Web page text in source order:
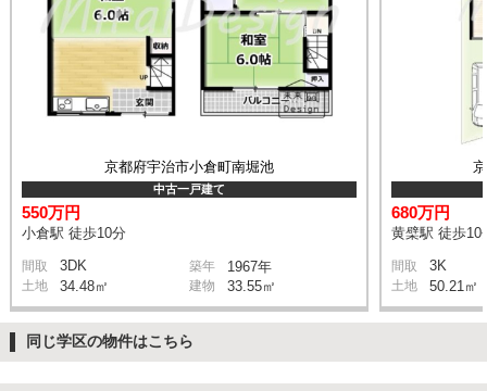
京都府宇治市小倉町南堀池
中古一戸建て
550万円
小倉駅 徒歩10分
間取 3DK 築年 1967年
土地 34.48㎡ 建物 33.55㎡
680万円
黄檗駅 徒歩10
間取 3K
土地 50.21㎡
同じ学区の物件はこちら